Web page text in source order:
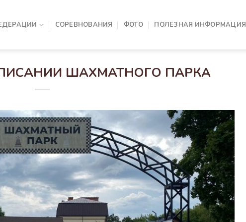
СОРЕВНОВАНИЯ ФОТО ПОЛЕЗНАЯ ИНФОРМАЦИЯ
ШАХМАТНОГО ПАРКА